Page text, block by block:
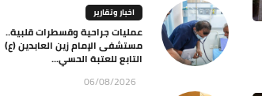
اخبار وتقارير
عمليات جراحية وقسطرات قلبية..
مستشفى الإمام زين العابدين (ع)
التابع للعتبة الحسي...
06/08/2026